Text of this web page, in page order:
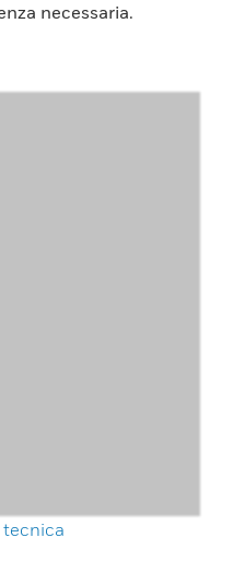
necessaria.
tecnica